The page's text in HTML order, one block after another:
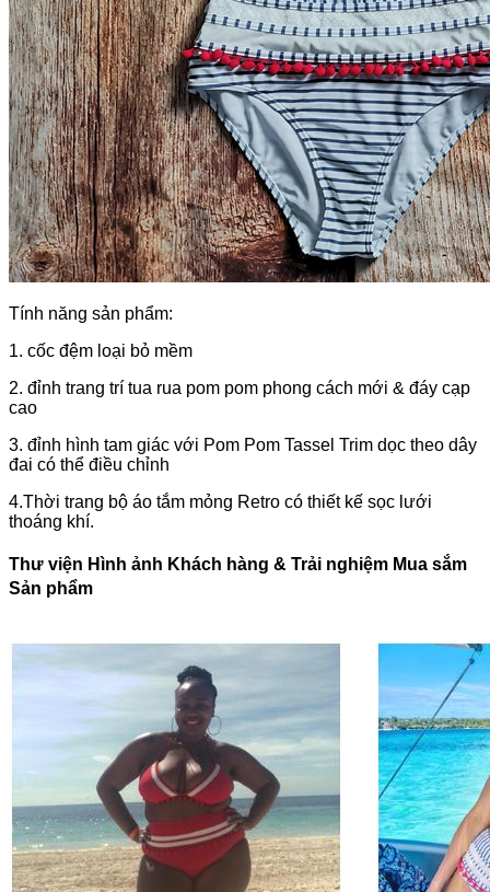
Tính năng sản phẩm:
1. cốc đệm loại bỏ mềm
2. đỉnh trang trí tua rua pom pom phong cách mới & đáy cạp
cao
3. đỉnh hình tam giác với Pom Pom Tassel Trim dọc theo dây
đai có thể điều chỉnh
4.Thời trang bộ áo tắm mỏng Retro có thiết kế sọc lưới
thoáng khí.
Thư viện Hình ảnh Khách hàng & Trải nghiệm Mua sắm
Sản phẩm